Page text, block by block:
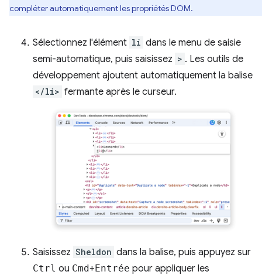
compléter automatiquement les propriétés DOM.
Sélectionnez l'élément li dans le menu de saisie
semi-automatique, puis saisissez > . Les outils de
développement ajoutent automatiquement la balise
</li> fermante après le curseur.
Saisissez Sheldon dans la balise, puis appuyez sur
Ctrl ou Cmd+ Entrée pour appliquer les